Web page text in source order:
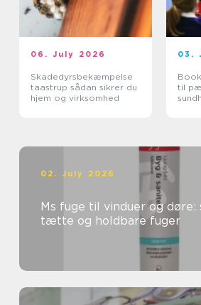
06. July 2026
Skadedyrsbekæmpelse
taastrup sådan sikrer du
hjem og virksomhed
03.
til
02. July 2026
Ms fuge til vinduer og døre:
tætte og holdbare fuger